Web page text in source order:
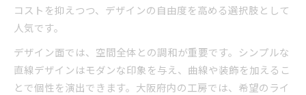
コストを抑えつつ、デザインの自由度を高める選択肢として
人気です。
デザイン面では、空間全体との調和が重要です。シンプルな
直線デザインはモダンな印象を与え、曲線や装飾を加えるこ
とで個性を演出できます。大阪府内の工房では、希望のライ